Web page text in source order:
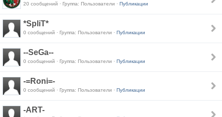
20 сообщений · Группа: Пользователи · Публикации
*SpliT*
0 сообщений · Группа: Пользователи · Публикации
--SeGa--
0 сообщений · Группа: Пользователи · Публикации
-=Roni=-
0 сообщений · Группа: Пользователи · Публикации
-ART-